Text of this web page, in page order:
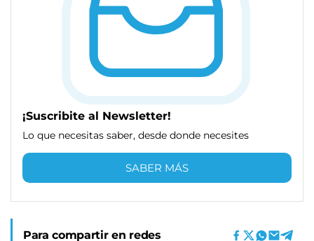
¡Suscribite al Newsletter!
Lo que necesitas saber, desde donde necesites
SABER MÁS
Para compartir en redes